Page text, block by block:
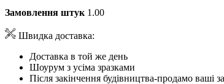
Замовлення штук 1.00
Швидка доставка:
Доставка в той же день
Шоурум з усіма зразками
Після закінчення будівництва-продамо ваші